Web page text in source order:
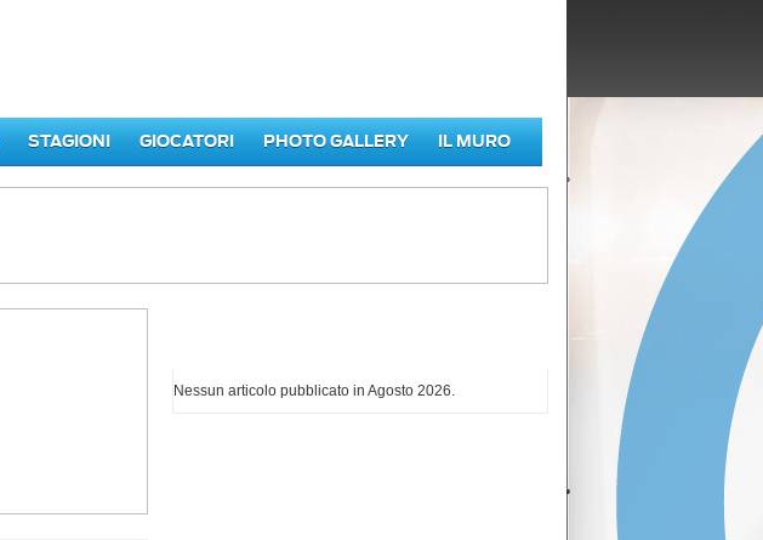
STAGIONI GIOCATORI PHOTO GALLERY IL MURO
Nessun articolo pubblicato in Agosto 2026.